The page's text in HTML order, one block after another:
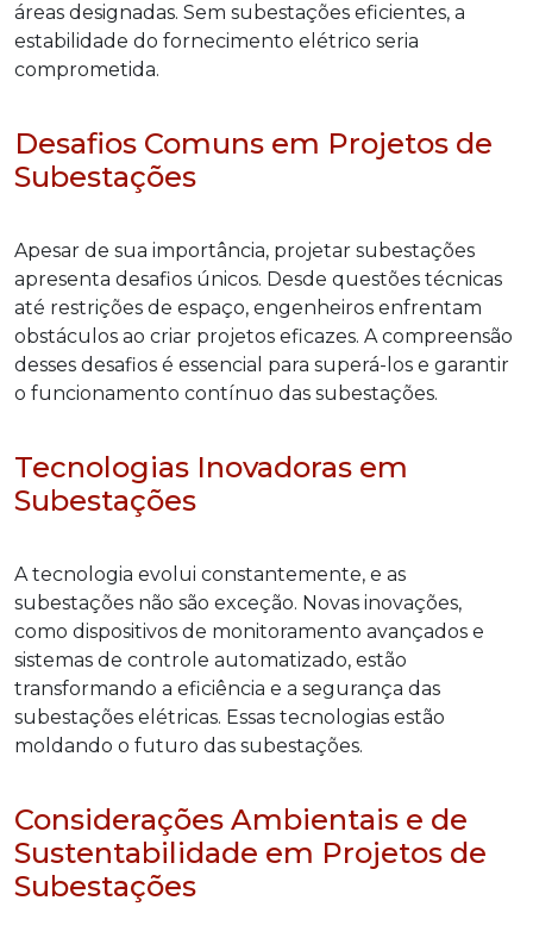
áreas designadas. Sem subestações eficientes, a
estabilidade do fornecimento elétrico seria
comprometida.
Desafios Comuns em Projetos de
Subestações
Apesar de sua importância, projetar subestações
apresenta desafios únicos. Desde questões técnicas
até restrições de espaço, engenheiros enfrentam
obstáculos ao criar projetos eficazes. A compreensão
desses desafios é essencial para superá-los e garantir
o funcionamento contínuo das subestações.
Tecnologias Inovadoras em
Subestações
A tecnologia evolui constantemente, e as
subestações não são exceção. Novas inovações,
como dispositivos de monitoramento avançados e
sistemas de controle automatizado, estão
transformando a eficiência e a segurança das
subestações elétricas. Essas tecnologias estão
moldando o futuro das subestações.
Considerações Ambientais e de
Sustentabilidade em Projetos de
Subestações